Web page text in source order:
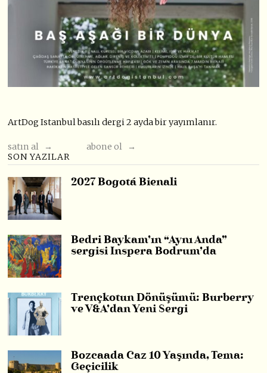
ArtDog Istanbul basılı dergi 2 ayda bir yayımlanır.
satın al →
abone ol →
SON YAZILAR
2027 Bogotá Bienali
Bedri Baykam’ın “Aynı Anda”
sergisi Inspera Bodrum’da
Trençkotun Dönüşümü: Burberry
ve V&A’dan Yeni Sergi
Bozcaada Caz 10 Yaşında, Tema:
Geçicilik